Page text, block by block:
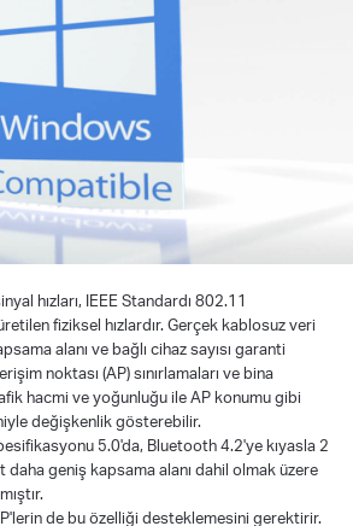
hızları, IEEE Standardı 802.11
fiziksel hızlardır. Gerçek kablosuz veri
alanı ve bağlı cihaz sayısı garanti
noktası (AP) sınırlamaları ve bina
hacmi ve yoğunluğu ile AP konumu gibi
değişkenlik gösterebilir.
5.0'da, Bluetooth 4.2'ye kıyasla 2
daha geniş kapsama alanı dahil olmak üzere
de bu özelliği desteklemesini gerektirir.